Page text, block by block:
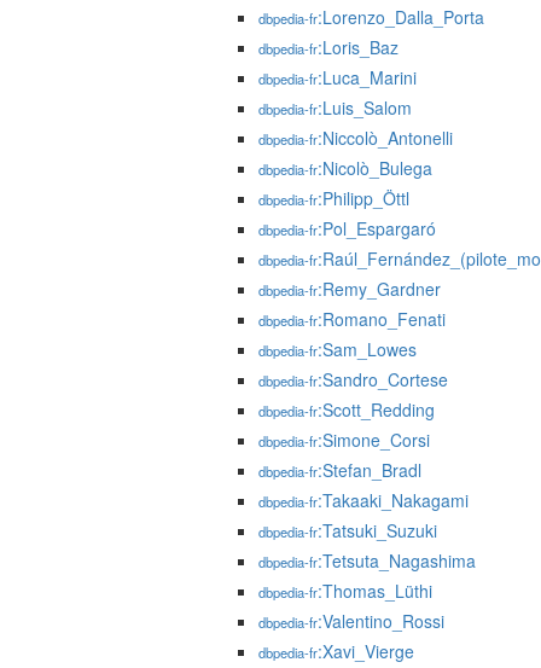
dbpedia-fr:Lorenzo_Dalla_Porta
dbpedia-fr:Loris_Baz
dbpedia-fr:Luca_Marini
dbpedia-fr:Luis_Salom
dbpedia-fr:Niccolò_Antonelli
dbpedia-fr:Nicolò_Bulega
dbpedia-fr:Philipp_Öttl
dbpedia-fr:Pol_Espargaró
dbpedia-fr
dbpedia-fr:Remy_Gardner
dbpedia-fr:Romano_Fenati
dbpedia-fr:Sam_Lowes
dbpedia-fr:Sandro_Cortese
dbpedia-fr:Scott_Redding
dbpedia-fr:Simone_Corsi
dbpedia-fr:Stefan_Bradl
dbpedia-fr:Takaaki_Nakagami
dbpedia-fr:Tatsuki_Suzuki
dbpedia-fr:Tetsuta_Nagashima
dbpedia-fr:Thomas_Lüthi
dbpedia-fr:Valentino_Rossi
dbpedia-fr:Xavi_Vierge